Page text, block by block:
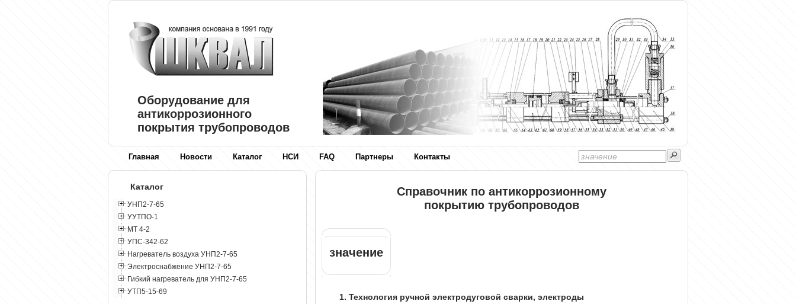
Оборудование для
антикоррозионного
покрытия трубопроводов
Главная Новости Каталог НСИ FAQ Партнеры Контакты
Справочник по антикоррозионному
покрытию трубопроводов
значение
1. Технология ручной электродуговой сварки, электроды
Каталог
УНП2-7-65
УУТПО-1
МТ 4-2
УПС-342-62
Нагреватель воздуха УНП2-7-65
Электроснабжение УНП2-7-65
Гибкий нагреватель для УНП2-7-65
УТП5-15-69